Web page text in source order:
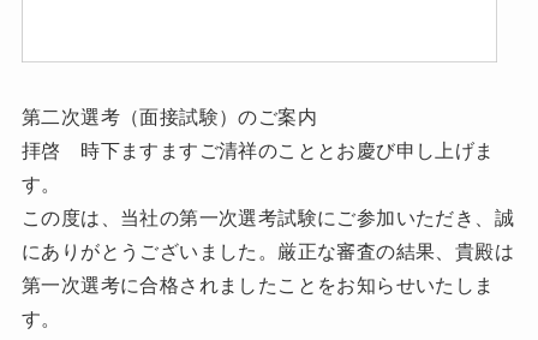
第二次選考（面接試験）のご案内
拝啓 時下ますますご清祥のこととお慶び申し上げま
す。
この度は、当社の第一次選考試験にご参加いただき、誠
にありがとうございました。厳正な審査の結果、貴殿は
第一次選考に合格されましたことをお知らせいたしま
す。